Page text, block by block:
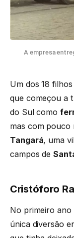
A empresa
Um dos 18
que começou a
do Sul como
mas com pouco
Tangará, uma
campos de
Cristóforo
No primeiro ano
única diversão